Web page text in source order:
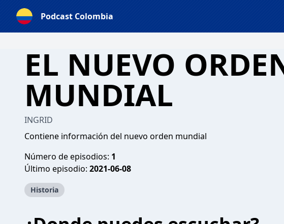
Podcast Colombia
EL NUEVO
MUNDIAL
INGRID
Contiene información del nuevo orden mundial
Número de episodios: 1
Último episodio: 2021-06-08
Historia